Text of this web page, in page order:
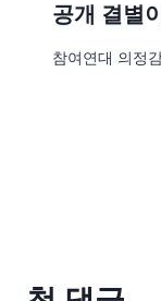
공개 결별
참여연대 의정